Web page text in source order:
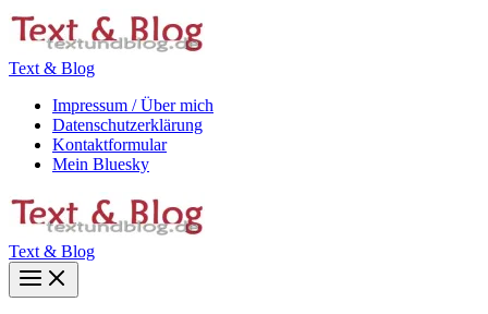
Zum
Inhalt
Text & Blog
Impressum / Über mich
Datenschutzerklärung
Kontaktformular
Mein Bluesky
Text & Blog
Main
Menu